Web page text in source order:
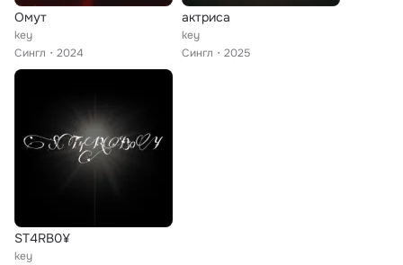
Омут
key
Сингл
2024
актриса
key
Сингл
2025
ST4RB0¥
key